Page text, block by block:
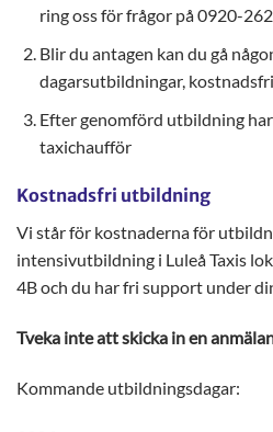
ring oss för frågor på 0920-
Blir du antagen kan du gå
dagarsutbildningar,
Efter genomförd utbildning
taxichaufför
Kostnadsfri utbildning
Vi står för kostnaderna för
intensivutbildning i Luleå Taxis
4B och du har fri support under
Tveka inte att skicka in en
Kommande utbildningsdagar: